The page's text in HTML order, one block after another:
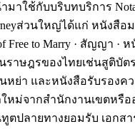
าใช้กับบริบทบริการ
ส่วนใหญ่ได้แก่ หนังสือ
Free to Marry · สัญญา ·
ราษฎรของไทยเช่นสูติบัต
หย่า และหนังสือรับรองค
หม่จากสำนักงานเขตหรือ
ตปลายทางยอมรับ เอกส